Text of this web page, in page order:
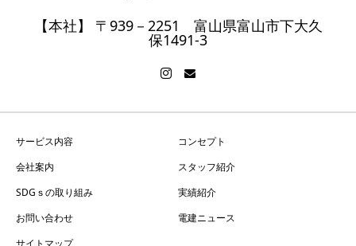
【本社】 〒939－2251 富山県富山市下大久
保1491-3
サービス内容
コンセプト
会社案内
スタッフ紹介
SDGｓの取り組み
実績紹介
お問い合わせ
電建ニュース
サイトマップ